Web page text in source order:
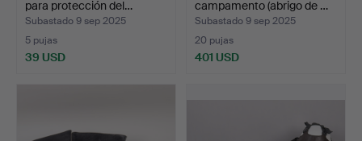
para protección del…
Subastado 9 sep 2025
5 pujas
39 USD
campamento (abrigo de …
Subastado 9 sep 2025
20 pujas
401 USD